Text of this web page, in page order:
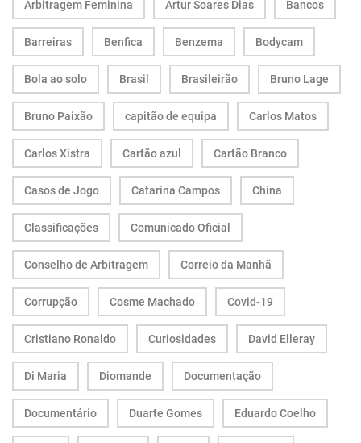
Arbitragem Feminina Artur Soares Dias Bancos
Barreiras Benfica Benzema Bodycam
Bola ao solo Brasil Brasileirão Bruno Lage
Bruno Paixão capitão de equipa Carlos Matos
Carlos Xistra Cartão azul Cartão Branco
Casos de Jogo Catarina Campos China
Classificações Comunicado Oficial
Conselho de Arbitragem Correio da Manhã
Corrupção Cosme Machado Covid-19
Cristiano Ronaldo Curiosidades David Elleray
Di Maria Diomande Documentação
Documentário Duarte Gomes Eduardo Coelho